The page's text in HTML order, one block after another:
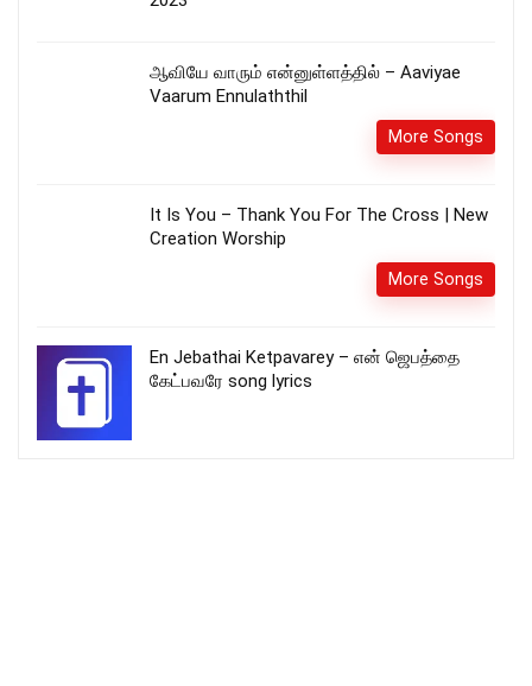
ஆவியே வாரும் என்னுள்ளத்தில் – Aaviyae
Vaarum Ennulaththil
More Songs
It Is You – Thank You For The Cross | New
Creation Worship
More Songs
En Jebathai Ketpavarey – என் ஜெபத்தை
கேட்பவரே song lyrics